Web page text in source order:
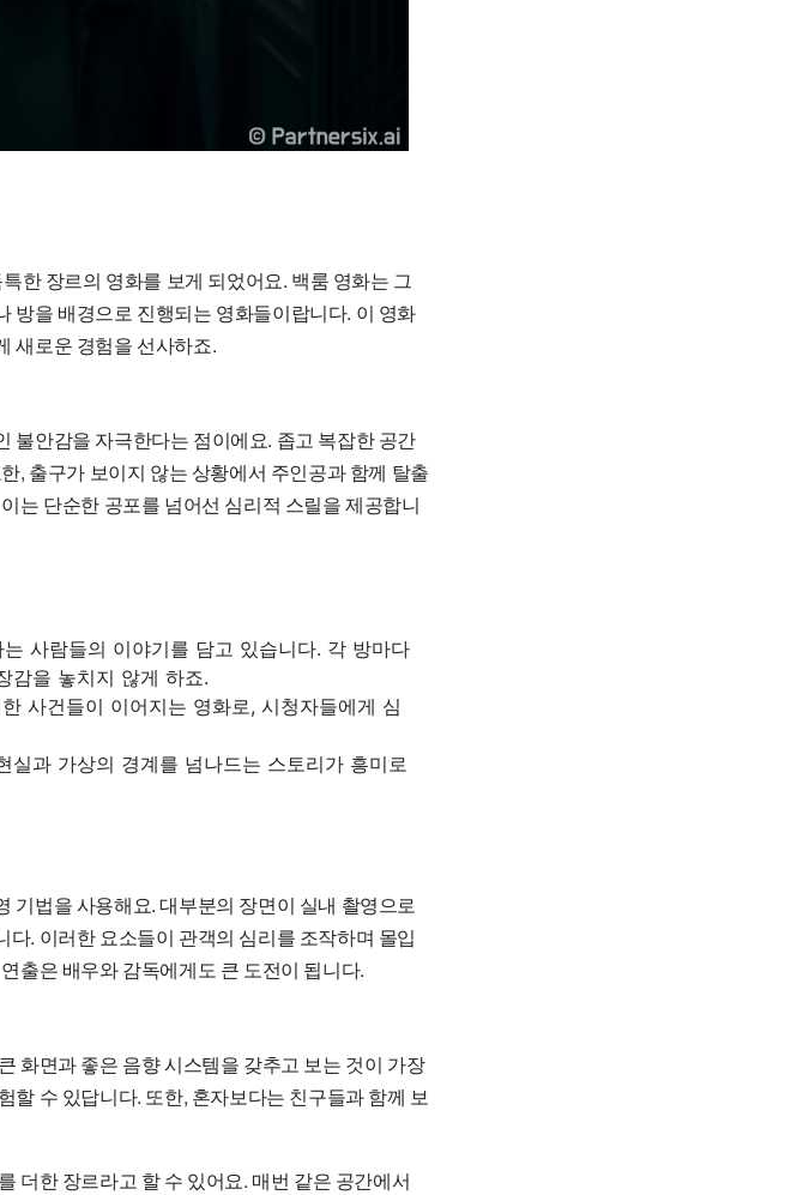
한 장르의 영화를 보게 되었어요. 백룸 영화는 그
방을 배경으로 진행되는 영화들이랍니다. 이 영화
새로운 경험을 선사하죠.
불안감을 자극한다는 점이에요. 좁고 복잡한 공간
, 출구가 보이지 않는 상황에서 주인공과 함께 탈출
는 단순한 공포를 넘어선 심리적 스릴을 제공합니
사람들의 이야기를 담고 있습니다. 각 방마다
감을 놓치지 않게 하죠.
사건들이 이어지는 영화로, 시청자들에게 심
실과 가상의 경계를 넘나드는 스토리가 흥미로
기법을 사용해요. 대부분의 장면이 실내 촬영으로
. 이러한 요소들이 관객의 심리를 조작하며 몰입
출은 배우와 감독에게도 큰 도전이 됩니다.
화면과 좋은 음향 시스템을 갖추고 보는 것이 가장
수 있답니다. 또한, 혼자보다는 친구들과 함께 보
더한 장르라고 할 수 있어요. 매번 같은 공간에서